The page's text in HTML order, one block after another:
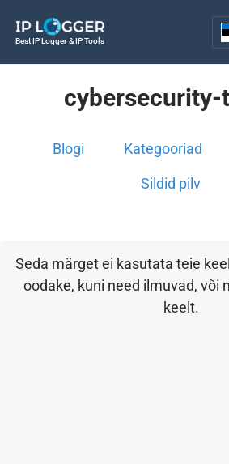
Best IP Logger & IP Tools
cybersecurity-
Blogi Kategooriad
Sildid pilv